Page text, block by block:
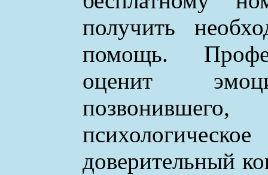
получить
помощь.
оценит
доверительный